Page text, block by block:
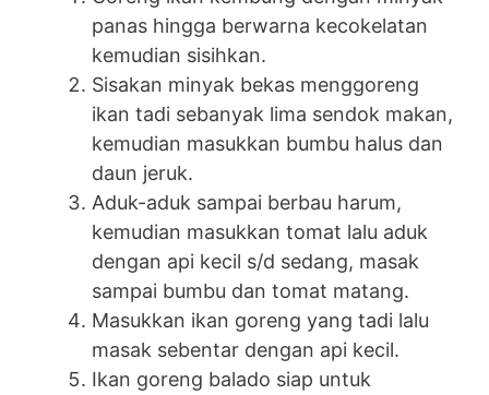
panas hingga berwarna kecokelatan
kemudian sisihkan.
Sisakan minyak bekas menggoreng
ikan tadi sebanyak lima sendok makan,
kemudian masukkan bumbu halus dan
daun jeruk.
Aduk-aduk sampai berbau harum,
kemudian masukkan tomat lalu aduk
dengan api kecil s/d sedang, masak
sampai bumbu dan tomat matang.
Masukkan ikan goreng yang tadi lalu
masak sebentar dengan api kecil.
Ikan goreng balado siap untuk